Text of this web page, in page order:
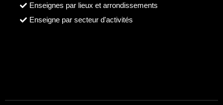
Enseignes par lieux et arrondissements
Enseigne par secteur d'activités